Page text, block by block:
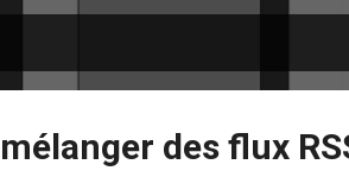
des flux